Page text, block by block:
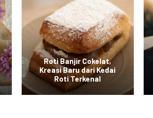
Roti Banjir Cokelat,
Kreasi Baru dari Kedai
Roti Terkenal